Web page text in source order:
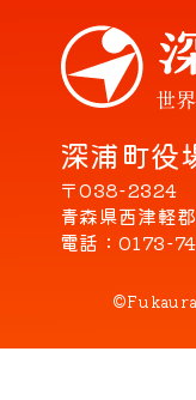
深浦町役
〒038-2324
青森県西津軽
電話
0173-